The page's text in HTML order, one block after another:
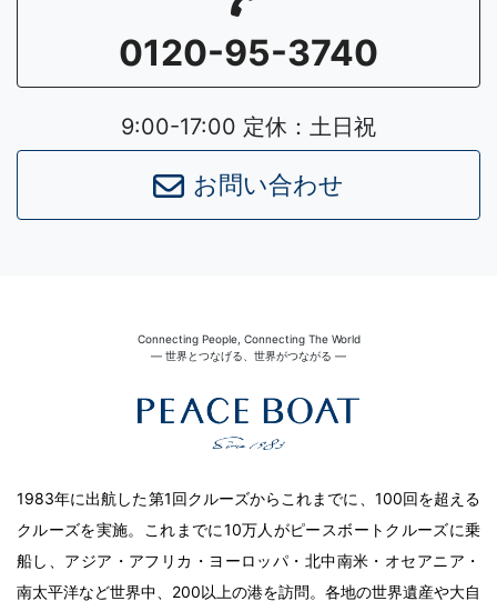
0120-95-3740
9:00-17:00 定休：土日祝
お問い合わせ
Connecting People, Connecting The World
― 世界とつなげる、世界がつながる ―
1983年に出航した第1回クルーズからこれまでに、100回を超える
クルーズを実施。これまでに10万人がピースボートクルーズに乗
船し、アジア・アフリカ・ヨーロッパ・北中南米・オセアニア・
南太平洋など世界中、200以上の港を訪問。各地の世界遺産や大自